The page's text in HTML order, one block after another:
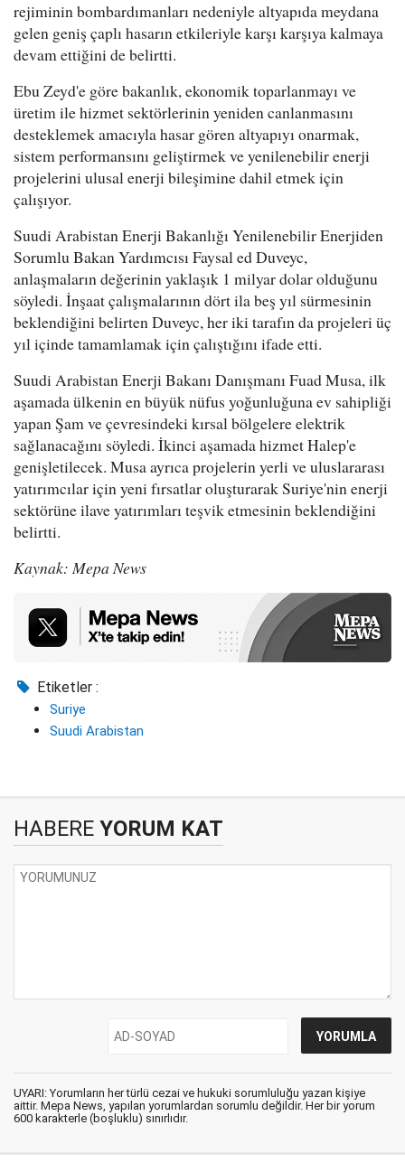
rejiminin bombardımanları nedeniyle altyapıda meydana
gelen geniş çaplı hasarın etkileriyle karşı karşıya kalmaya
devam ettiğini de belirtti.
Ebu Zeyd'e göre bakanlık, ekonomik toparlanmayı ve
üretim ile hizmet sektörlerinin yeniden canlanmasını
desteklemek amacıyla hasar gören altyapıyı onarmak,
sistem performansını geliştirmek ve yenilenebilir enerji
projelerini ulusal enerji bileşimine dahil etmek için
çalışıyor.
Suudi Arabistan Enerji Bakanlığı Yenilenebilir Enerjiden
Sorumlu Bakan Yardımcısı Faysal ed Duveyc,
anlaşmaların değerinin yaklaşık 1 milyar dolar olduğunu
söyledi. İnşaat çalışmalarının dört ila beş yıl sürmesinin
beklendiğini belirten Duveyc, her iki tarafın da projeleri üç
yıl içinde tamamlamak için çalıştığını ifade etti.
Suudi Arabistan Enerji Bakanı Danışmanı Fuad Musa, ilk
aşamada ülkenin en büyük nüfus yoğunluğuna ev sahipliği
yapan Şam ve çevresindeki kırsal bölgelere elektrik
sağlanacağını söyledi. İkinci aşamada hizmet Halep'e
genişletilecek. Musa ayrıca projelerin yerli ve uluslararası
yatırımcılar için yeni fırsatlar oluşturarak Suriye'nin enerji
sektörüne ilave yatırımları teşvik etmesinin beklendiğini
belirtti.
Kaynak: Mepa News
Etiketler :
Suriye
Suudi Arabistan
HABERE YORUM KAT
UYARI: Yorumların her türlü cezai ve hukuki sorumluluğu yazan kişiye
aittir. Mepa News, yapılan yorumlardan sorumlu değildir. Her bir yorum
600 karakterle (boşluklu) sınırlıdır.